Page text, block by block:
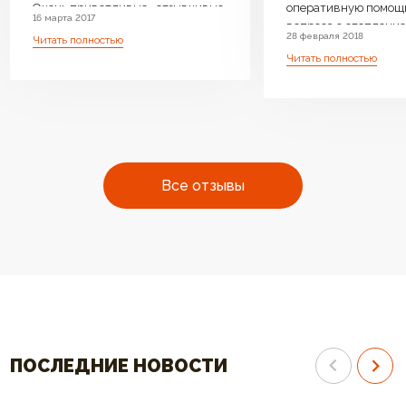
Все отзывы
Очень приветливые , отзывчивые
менеджеры ответили на все
интересующие вопросы, дали
чисто . Оборудование работает
бесшумно.Очень довольны что
выбрали ваш котел. Огромное
16 марта 2017
Читать полностью
оперативную
вопроса с
возможность
замены
очень много людей
одном месте
отопления высокого
28 февраля 2018
Читать полностью
ПОСЛЕДНИЕ НОВОСТИ